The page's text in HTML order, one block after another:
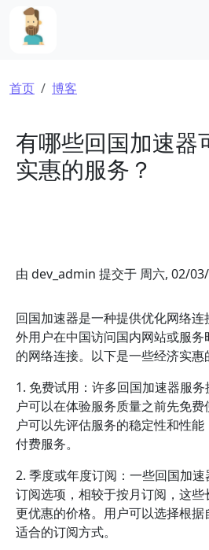
跳转到主要内容
面包屑
首页 博客
有哪些回国加速器
实惠的服务？
由 dev_admin 提交于 周六, 02/
回国加速器是一种提供优化网络
外用户在中国访问国内网站或服
的网络连接。以下是一些经济实惠
1. 免费试用：许多回国加速器服
户可以在体验服务质量之前先免
户可以先评估服务的稳定性和性
付费服务。
2. 季度或年度订阅：一些回国加
订阅选项，相较于按月订阅，这
更优惠的价格。用户可以选择根
适合的订阅方式。